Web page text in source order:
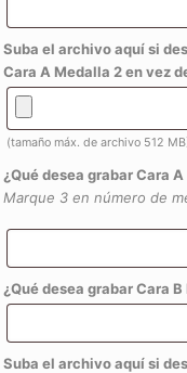
Suba el archivo aquí si
Cara A Medalla 2 en vez
(tamaño máx. de archivo 512
¿Qué desea grabar Cara
Marque 3 en número de
¿Qué desea grabar Cara
Suba el archivo aquí si